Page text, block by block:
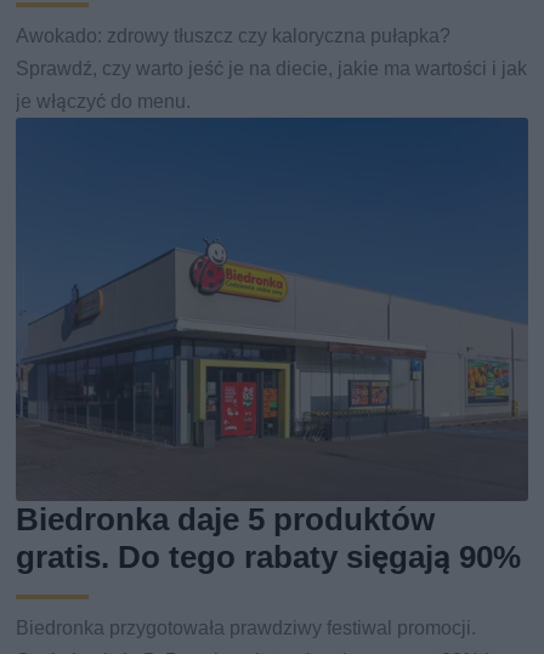
Awokado: zdrowy tłuszcz czy kaloryczna pułapka?
Sprawdź, czy warto jeść je na diecie, jakie ma wartości i jak
je włączyć do menu.
Biedronka daje 5 produktów
gratis. Do tego rabaty sięgają 90%
Biedronka przygotowała prawdziwy festiwal promocji.